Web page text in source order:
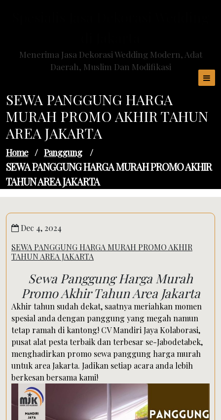
Menerima Jasa Dekorasi Wedding Modern, Adat
Daerah, Muslim Dan Modifikasi
SEWA PANGGUNG HARGA
MURAH PROMO AKHIR TAHUN
AREA JAKARTA
Home / Panggung /
SEWA PANGGUNG HARGA MURAH PROMO AKHIR
TAHUN AREA JAKARTA
Dec 4, 2024
SEWA PANGGUNG HARGA MURAH PROMO AKHIR
TAHUN AREA JAKARTA
Sewa Panggung Harga Murah
Promo Akhir Tahun Area Jakarta
Akhir tahun sudah dekat, saatnya meriahkan momen
spesial anda dengan panggung yang megah namun
tetap ramah di kantong! CV Mandiri Jaya Kolaborasi,
pusat alat pesta terbaik dan terbesar se-Jabodetabek,
menghadirkan promo sewa panggung harga murah
untuk area Jakarta. Jadikan setiap acara anda lebih
berkesan bersama kami!